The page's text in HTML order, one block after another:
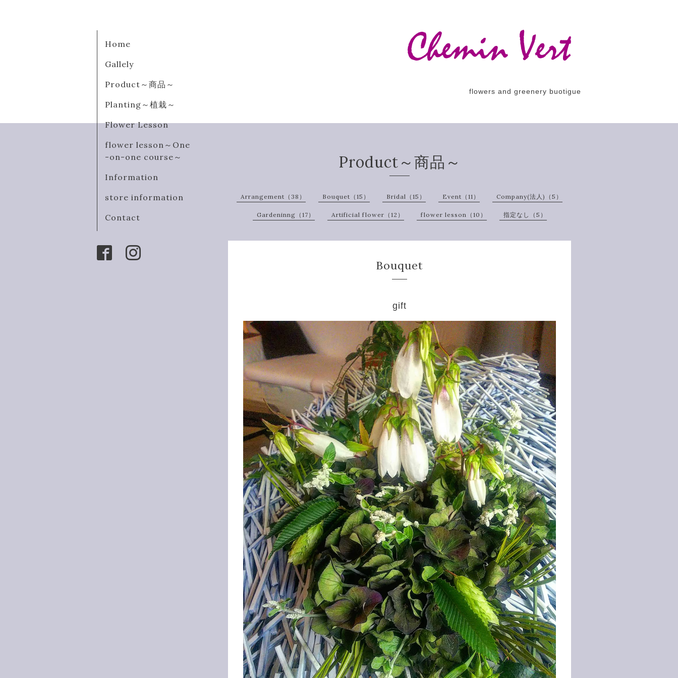
flowers and greenery buotigue
Home
Gallely
Product～商品～
Planting～植栽～
Flower Lesson
flower lesson～One
-on-one course～
Information
store information
Contact
Product～商品～
Arrangement（38） Bouquet（15） Bridal（15） Event（11） Company(法人)（5）
Gardeninng（17） Artificial flower（12） flower lesson（10） 指定なし（5）
Bouquet
gift